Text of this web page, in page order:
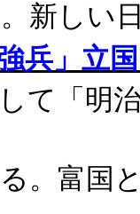
新しい
兵」立
て「明
。富国